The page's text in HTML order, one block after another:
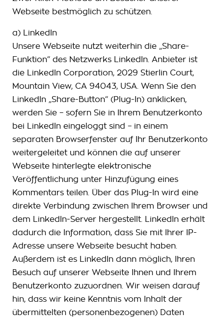
Webseite bestmöglich zu schützen.
a) LinkedIn
Unsere Webseite nutzt weiterhin die „Share-
Funktion“ des Netzwerks LinkedIn. Anbieter ist
die LinkedIn Corporation, 2029 Stierlin Court,
Mountain View, CA 94043, USA. Wenn Sie den
LinkedIn „Share-Button“ (Plug-In) anklicken,
werden Sie – sofern Sie in Ihrem Benutzerkonto
bei LinkedIn eingeloggt sind – in einem
separaten Browserfenster auf Ihr Benutzerkonto
weitergeleitet und können die auf unserer
Webseite hinterlegte elektronische
Veröffentlichung unter Hinzufügung eines
Kommentars teilen. Über das Plug-In wird eine
direkte Verbindung zwischen Ihrem Browser und
dem LinkedIn-Server hergestellt. LinkedIn erhält
dadurch die Information, dass Sie mit Ihrer IP-
Adresse unsere Webseite besucht haben.
Außerdem ist es LinkedIn dann möglich, Ihren
Besuch auf unserer Webseite Ihnen und Ihrem
Benutzerkonto zuzuordnen. Wir weisen darauf
hin, dass wir keine Kenntnis vom Inhalt der
übermittelten (personenbezogenen) Daten